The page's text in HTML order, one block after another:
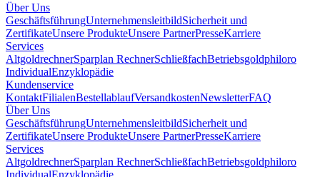
Über Uns
GeschäftsführungUnternehmensleitbildSicherheit und
ZertifikateUnsere ProdukteUnsere PartnerPresseKarriere
Services
AltgoldrechnerSparplan RechnerSchließfachBetriebsgoldphiloro
IndividualEnzyklopädie
Kundenservice
KontaktFilialenBestellablaufVersandkostenNewsletterFAQ
Über Uns
GeschäftsführungUnternehmensleitbildSicherheit und
ZertifikateUnsere ProdukteUnsere PartnerPresseKarriere
Services
AltgoldrechnerSparplan RechnerSchließfachBetriebsgoldphiloro
IndividualEnzyklopädie